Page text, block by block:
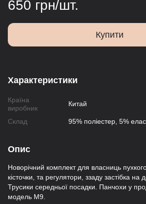
650 грн/шт.
Купити
Характеристики
Країна
виробник
Китай
Склад 95% поліестер, 5%
Опис
Новорічний комплект для власниць
кісточки, та регулятори, ззаду застібка на
Трусики середньої посадки. Панчохи у
модель М9.